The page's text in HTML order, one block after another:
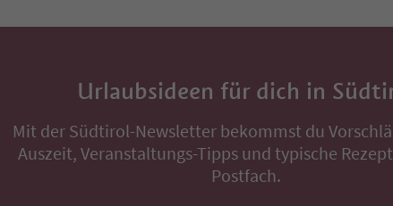
Urlaubsideen für dich in
Mit der Südtirol-Newsletter bekommst du
Auszeit, Veranstaltungs-Tipps und typische
Postfach.